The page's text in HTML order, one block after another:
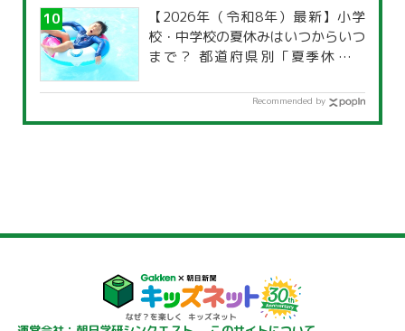
【2026年（令和8年）最新】小学
校・中学校の夏休みはいつからいつ
まで？ 都道府県別「夏季休暇一
Recommended by